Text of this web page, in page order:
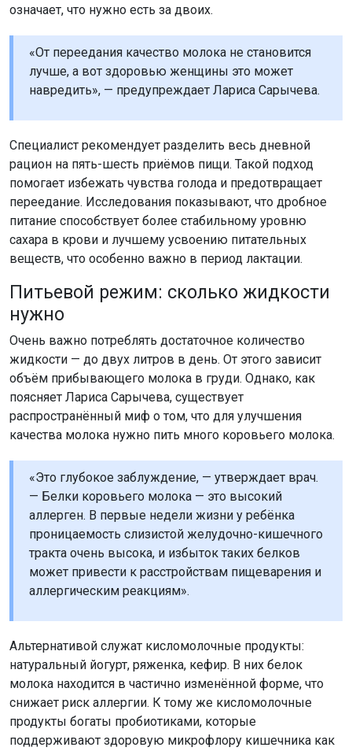
означает, что нужно есть за двоих.
«От переедания качество молока не становится
лучше, а вот здоровью женщины это может
навредить», — предупреждает Лариса Сарычева.
Специалист рекомендует разделить весь дневной
рацион на пять-шесть приёмов пищи. Такой подход
помогает избежать чувства голода и предотвращает
переедание. Исследования показывают, что дробное
питание способствует более стабильному уровню
сахара в крови и лучшему усвоению питательных
веществ, что особенно важно в период лактации.
Питьевой режим: сколько жидкости
нужно
Очень важно потреблять достаточное количество
жидкости — до двух литров в день. От этого зависит
объём прибывающего молока в груди. Однако, как
поясняет Лариса Сарычева, существует
распространённый миф о том, что для улучшения
качества молока нужно пить много коровьего молока.
«Это глубокое заблуждение, — утверждает врач.
— Белки коровьего молока — это высокий
аллерген. В первые недели жизни у ребёнка
проницаемость слизистой желудочно-кишечного
тракта очень высока, и избыток таких белков
может привести к расстройствам пищеварения и
аллергическим реакциям».
Альтернативой служат кисломолочные продукты:
натуральный йогурт, ряженка, кефир. В них белок
молока находится в частично изменённой форме, что
снижает риск аллергии. К тому же кисломолочные
продукты богаты пробиотиками, которые
поддерживают здоровую микрофлору кишечника как